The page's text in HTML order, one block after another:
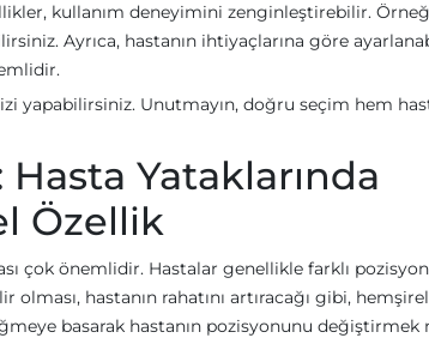
kullanım deneyimini zenginleştirebilir.
Ayrıca, hastanın ihtiyaçlarına göre
yapabilirsiniz. Unutmayın, doğru seçim hem
Yataklarında
Özellik
çok önemlidir. Hastalar genellikle farklı
hastanın rahatını artıracağı gibi,
basarak hastanın pozisyonunu değiştirmek